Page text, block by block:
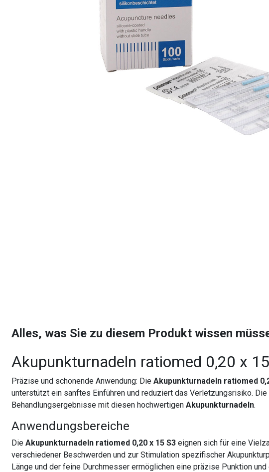
Alles, was Sie zu diesem Produkt wissen
Akupunkturnadeln ratiomed 0,20 x
Präzise und schonende Anwendung: DieAkupunkturnadeln ratiomed
unterstützt ein sanftes Einführen und reduziert das Verletzungsrisiko.
Behandlungsergebnisse mit diesen hochwertigenAkupunkturnadeln.
Anwendungsbereiche
DieAkupunkturnadeln ratiomed 0,20 x 15 S3 eignen sich für eine
verschiedener Beschwerden und zur Stimulation spezifischer
Länge und der feine Durchmesser ermöglichen eine präzise Punktion